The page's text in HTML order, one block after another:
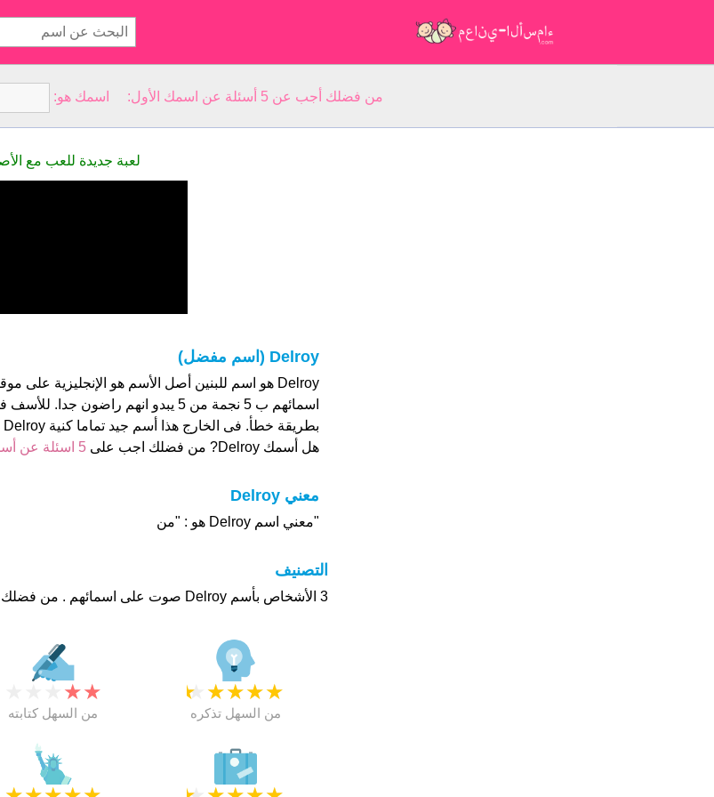
من فضلك أجب عن 5 أسئلة عن اسمك الأول: اسمك هو:
لعبة جديدة للعب مع
Delroy (اسم مفضل)
اسمائهم ب 5 نجمة من 5 يبدو انهم راضون
بطريقة خطأ. فى الخارج هذا أسم جيد تماما كنية Delroy هو او هي "T
هل أسمك Delroy? من فضلك اجب على
5 اسئلة عن أسمك
معني Delroy
"معني اسم Delroy هو : "من
التصنيف
3 الأشخاص بأسم Delroy صوت على اسمائهم . من فضلك
★
★
من السهل كتابته
★
★
★
★
★
من السهل تذكره